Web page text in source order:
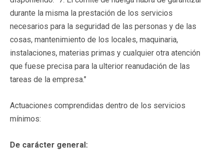
durante la misma la prestación de los servicios
necesarios para la seguridad de las personas y de las
cosas, mantenimiento de los locales, maquinaria,
instalaciones, materias primas y cualquier otra atención
que fuese precisa para la ulterior reanudación de las
tareas de la empresa."
Actuaciones comprendidas dentro de los servicios
mínimos:
De carácter general: